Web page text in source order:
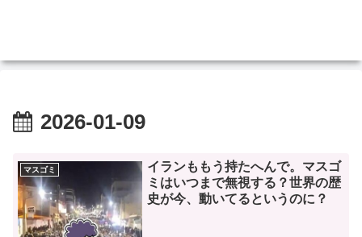
2026-01-09
マスゴミ
イランももう持たへんで。マスゴ
ミはいつまで無視する？世界の歴
史が今、動いてるというのに？